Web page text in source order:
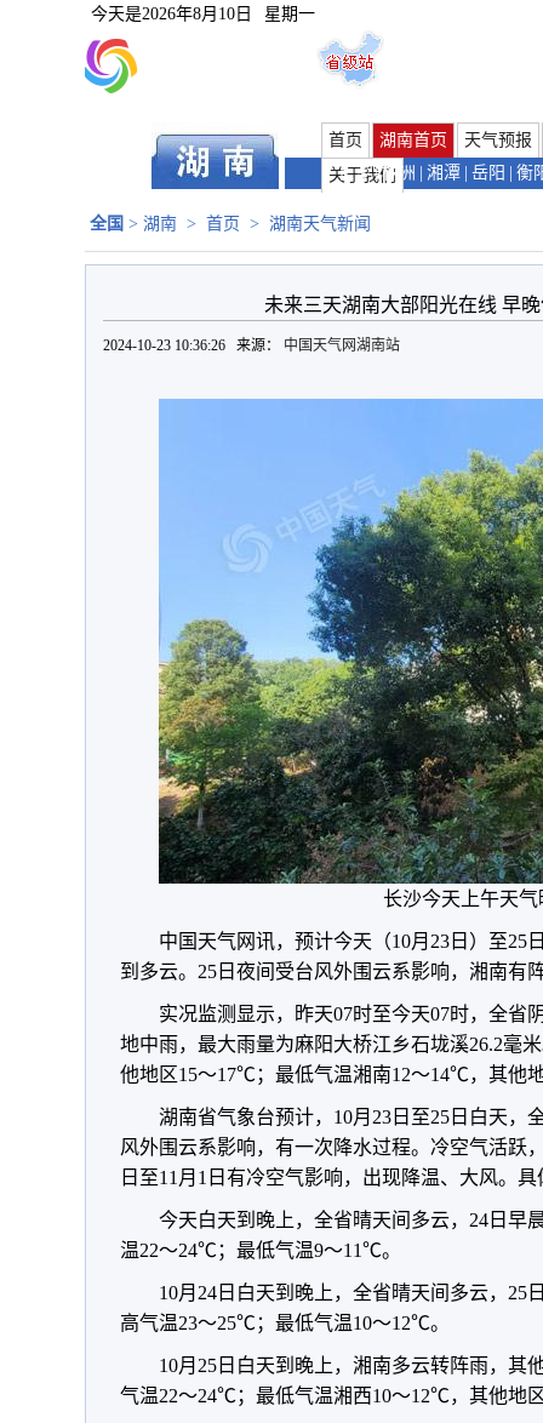
今天是2026年8月10日 星期一
首页 湖南首页
天气预报
关于我们
长沙 | 株洲 湘潭 岳阳 衡
全国 > 湖南 > 首页 > 湖南天气新闻
未来三天湖南大部阳光在线 早
2024-10-23 10:36:26 来源： 中国天气网湖南站
长沙今天上午天气
中国天气网讯，预计今天（10月23日）至25
到多云。25日夜间受台风外围云系影响，湘南有
实况监测显示，昨天07时至今天07时，全省
地中雨，最大雨量为麻阳大桥江乡石垅溪26.2毫
他地区15～17℃；最低气温湘南12～14℃，其他
湖南省气象台预计，10月23日至25日白天，
风外围云系影响，有一次降水过程。冷空气活跃
日至11月1日有冷空气影响，出现降温、大风。
今天白天到晚上，全省晴天间多云，24日早
温22～24℃；最低气温9～11℃。
10月24日白天到晚上，全省晴天间多云，25
高气温23～25℃；最低气温10～12℃。
10月25日白天到晚上，湘南多云转阵雨，其
气温22～24℃；最低气温湘西10～12℃，其他地